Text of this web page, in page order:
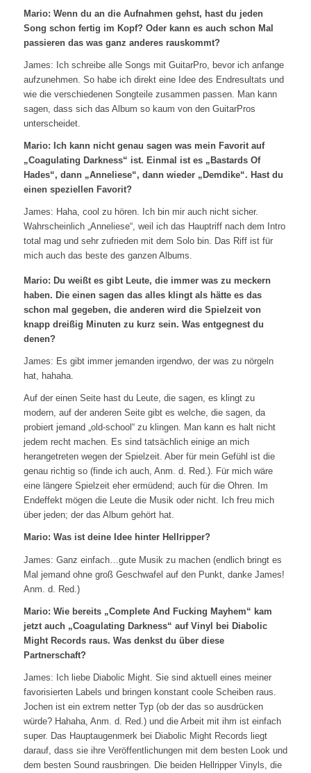
Mario: Wenn du an die Aufnahmen gehst, hast du jeden
Song schon fertig im Kopf? Oder kann es auch schon Mal
passieren das was ganz anderes rauskommt?
James: Ich schreibe alle Songs mit GuitarPro, bevor ich anfange
aufzunehmen. So habe ich direkt eine Idee des Endresultats und
wie die verschiedenen Songteile zusammen passen. Man kann
sagen, dass sich das Album so kaum von den GuitarPros
unterscheidet.
Mario: Ich kann nicht genau sagen was mein Favorit auf
„Coagulating Darkness“ ist. Einmal ist es „Bastards Of
Hades“, dann „Anneliese“, dann wieder „Demdike“. Hast du
einen speziellen Favorit?
James: Haha, cool zu hören. Ich bin mir auch nicht sicher.
Wahrscheinlich „Anneliese“, weil ich das Hauptriff nach dem Intro
total mag und sehr zufrieden mit dem Solo bin. Das Riff ist für
mich auch das beste des ganzen Albums.
Mario: Du weißt es gibt Leute, die immer was zu meckern
haben. Die einen sagen das alles klingt als hätte es das
schon mal gegeben, die anderen wird die Spielzeit von
knapp dreißig Minuten zu kurz sein. Was entgegnest du
denen?
James: Es gibt immer jemanden irgendwo, der was zu nörgeln
hat, hahaha.
Auf der einen Seite hast du Leute, die sagen, es klingt zu
modern, auf der anderen Seite gibt es welche, die sagen, da
probiert jemand „old-school“ zu klingen. Man kann es halt nicht
jedem recht machen. Es sind tatsächlich einige an mich
herangetreten wegen der Spielzeit. Aber für mein Gefühl ist die
genau richtig so (finde ich auch, Anm. d. Red.). Für mich wäre
eine längere Spielzeit eher ermüdend; auch für die Ohren. Im
Endeffekt mögen die Leute die Musik oder nicht. Ich freu mich
über jeden; der das Album gehört hat.
Mario: Was ist deine Idee hinter Hellripper?
James: Ganz einfach…gute Musik zu machen (endlich bringt es
Mal jemand ohne groß Geschwafel auf den Punkt, danke James!
Anm. d. Red.)
Mario: Wie bereits „Complete And Fucking Mayhem“ kam
jetzt auch „Coagulating Darkness“ auf Vinyl bei Diabolic
Might Records raus. Was denkst du über diese
Partnerschaft?
James: Ich liebe Diabolic Might. Sie sind aktuell eines meiner
favorisierten Labels und bringen konstant coole Scheiben raus.
Jochen ist ein extrem netter Typ (ob der das so ausdrücken
würde? Hahaha, Anm. d. Red.) und die Arbeit mit ihm ist einfach
super. Das Hauptaugenmerk bei Diabolic Might Records liegt
darauf, dass sie ihre Veröffentlichungen mit dem besten Look und
dem besten Sound rausbringen. Die beiden Hellripper Vinyls, die